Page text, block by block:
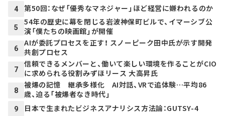
4 第50回：なぜ「優秀なマネジャー」ほど経営に嫌われるのか
5
54年の歴史に幕を閉じる岩波神保町ビルで、イマーシブ公
演「僕たちの映画館」が開催
6
AIが委託プロセスを正す！ スノーピーク田中氏が示す開発
共創プロセス
7
信頼できるメンバーと、働いて楽しい環境を作ることがCIO
に求められる役割――みずほリース 大高昇氏
8
被爆の記憶 継承多様化 AI対話、VRで追体験…平均86
歳、迫る「被爆者なき時代」
9 日本で生まれたビジネスアナリシス方法論：GUTSY-4